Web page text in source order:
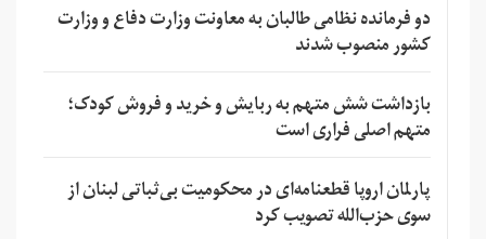
دو فرمانده نظامی طالبان به معاونت وزارت دفاع و وزارت
کشور منصوب شدند
بازداشت شش متهم به ربایش و خرید و فروش کودک؛
متهم اصلی فراری است
پارلمان اروپا قطعنامه‌ای در محکومیت بی‌ثباتی لبنان از
سوی حزب‌الله تصویب کرد